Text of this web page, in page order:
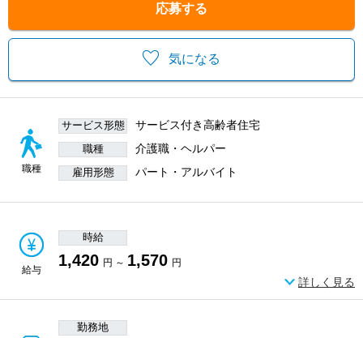
気になる
応募する
職種
サービス形態 サービス付き高齢者住宅
職種 介護職・ヘルパー
雇用形態 パート・アルバイト
給与
時給
1,420 円 ～ 1,570 円
詳しく見る
勤務地